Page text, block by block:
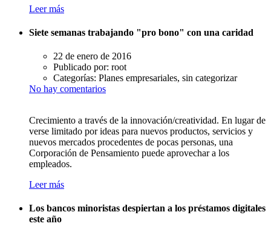
Leer más
Siete semanas trabajando "pro bono" con una caridad
22 de enero de 2016
Publicado por: root
Categorías: Planes empresariales, sin categorizar
No hay comentarios
Crecimiento a través de la innovación/creatividad. En lugar de
verse limitado por ideas para nuevos productos, servicios y
nuevos mercados procedentes de pocas personas, una
Corporación de Pensamiento puede aprovechar a los
empleados.
Leer más
Los bancos minoristas despiertan a los préstamos digitales
este año